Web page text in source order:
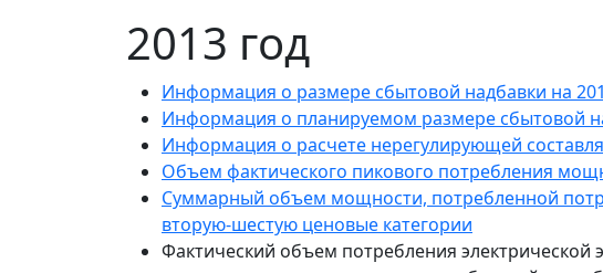
2013 год
Информация о размере сбытовой надбавки на
Информация о планируемом размере сбытовой
Информация о расчете нерегулирующей
Объем фактического пикового потребления
Cуммарный объем мощности, потребленной
вторую-шестую ценовые категории
Фактический объем потребления